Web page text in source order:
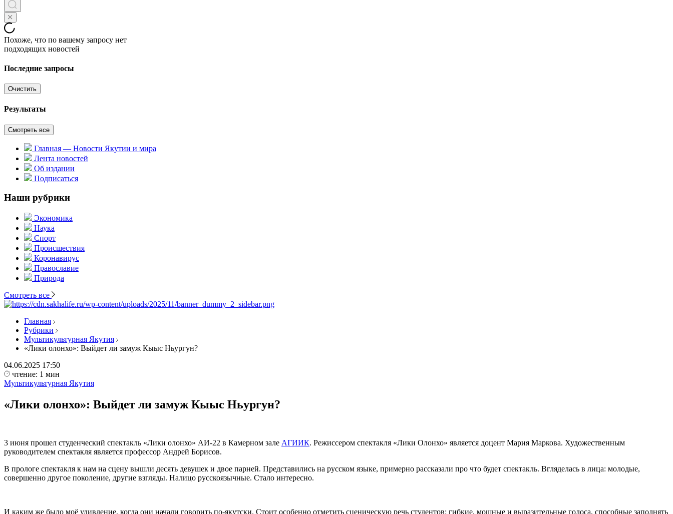
Похоже, что по вашему запросу нет
подходящих новостей
Последние запросы
Очистить
Результаты
Смотреть все
Главная — Новости Якутии и мира
Лента новостей
Об издании
Подписаться
Наши рубрики
Экономика
Наука
Спорт
Происшествия
Коронавирус
Православие
Природа
Смотреть все
Главная
Рубрики
Мультикультурная Якутия
«Лики олонхо»: Выйдет ли замуж Кыыс Ньургун?
04.06.2025 17:50
чтение: 1 мин
Мультикультурная Якутия
«Лики олонхо»: Выйдет ли замуж Кыыс Ньургун?
3 июня прошел студенческий спектакль «Лики олонхо» АИ-22 в Камерном зале АГИИК. Режиссером спектакля «Лики Олонхо» является доцент Мария Маркова. Художественным
руководителем спектакля является профессор Андрей Борисов.
В прологе спектакля к нам на сцену вышли десять девушек и двое парней. Представились на русском языке, примерно рассказали про что будет спектакль. Вгляделась в лица: молодые,
совершенно другое поколение, другие взгляды. Налицо русскоязычные. Стало интересно.
И каким же было моё удивление, когда они начали говорить по-якутски. Стоит особенно отметить сценическую речь студентов: гибкие, мощные и выразительные голоса, способные заполнять